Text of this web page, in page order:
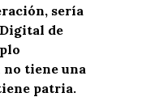
sería
de
no tiene una
patria.